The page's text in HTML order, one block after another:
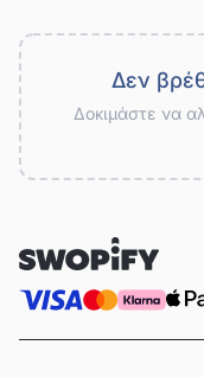
Δεν
Δοκιμάστε να